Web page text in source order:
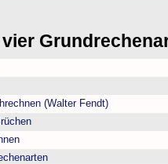
(Walter Fendt)